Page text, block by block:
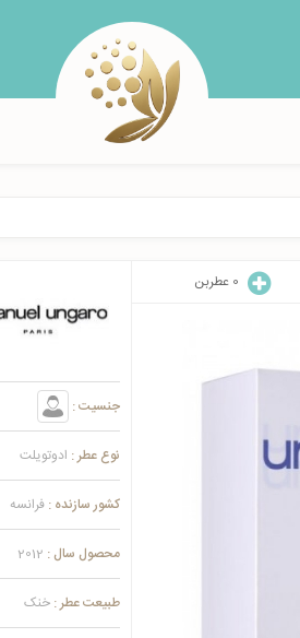
0 عطربن
جنسیت :
نوع عطر : ادوتویلت
کشور سازنده : فرانسه
محصول سال : 2012
طبیعت عطر : خنک